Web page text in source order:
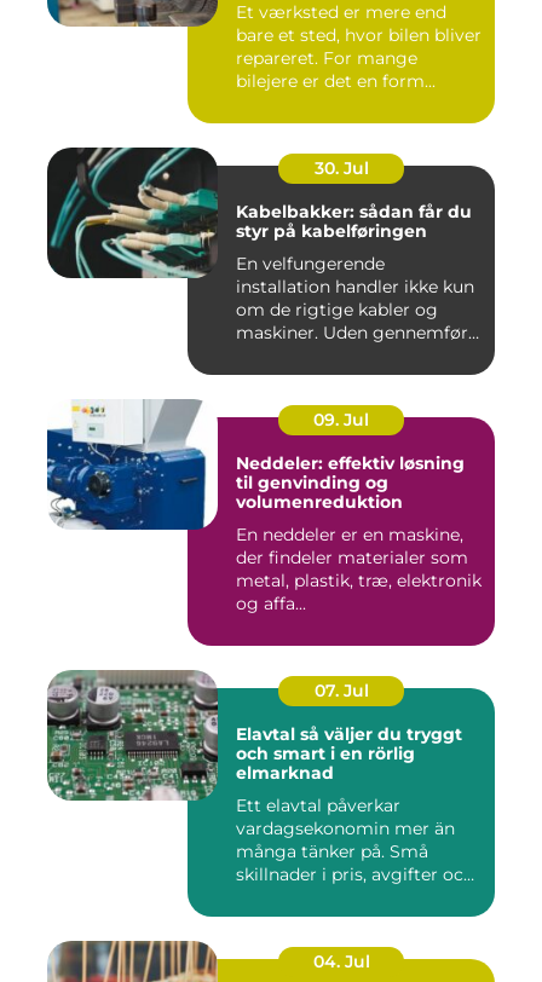
Et værksted er mere end
bare et sted, hvor bilen bliver
repareret. For mange
bilejere er det en form...
30. Jul
Kabelbakker: sådan får du
styr på kabelføringen
En velfungerende
installation handler ikke kun
om de rigtige kabler og
maskiner. Uden gennemført
09. Jul
Neddeler: effektiv løsning
til genvinding og
volumenreduktion
En neddeler er en maskine,
der findeler materialer som
metal, plastik, træ, elektronik
og affa...
07. Jul
Elavtal så väljer du tryggt
och smart i en rörlig
elmarknad
Ett elavtal påverkar
vardagsekonomin mer än
många tänker på. Små
skillnader i pris, avgifter och
04. Jul